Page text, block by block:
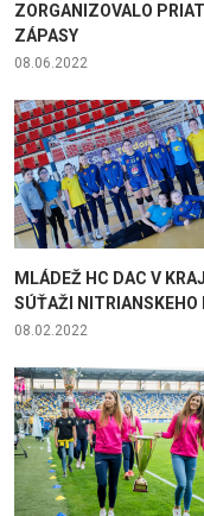
ZORGANIZOVALO
ZÁPASY
08.06.2022
MLÁDEŽ HC DAC V
SÚŤAŽI NITRIANSKEHO
08.02.2022